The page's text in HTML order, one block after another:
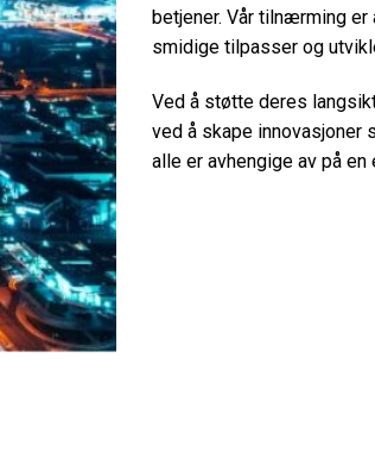
betjener. Vår tilnærming
smidige tilpasser og
Ved å støtte deres
ved å skape innovasjoner
alle er avhengige av på en